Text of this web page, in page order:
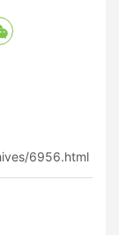
6956.html